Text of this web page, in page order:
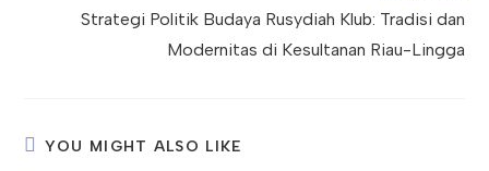
Strategi Politik Budaya Rusydiah Klub: Tradisi dan
Modernitas di Kesultanan Riau-Lingga
YOU MIGHT ALSO LIKE